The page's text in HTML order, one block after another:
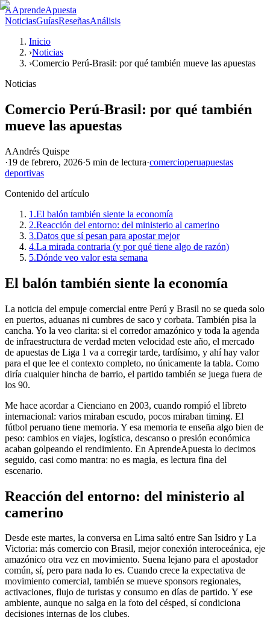
AAprendeApuesta
NoticiasGuíasReseñasAnálisis
Inicio
›Noticias
›Comercio Perú-Brasil: por qué también mueve las apuestas
Noticias
Comercio Perú-Brasil: por qué también
mueve las apuestas
AAndrés Quispe
·19 de febrero, 2026·5 min de lectura·comercioperuapuestas
deportivas
Contenido del artículo
1.El balón también siente la economía
2.Reacción del entorno: del ministerio al camerino
3.Datos que sí pesan para apostar mejor
4.La mirada contraria (y por qué tiene algo de razón)
5.Dónde veo valor esta semana
El balón también siente la economía
La noticia del empuje comercial entre Perú y Brasil no se queda solo
en puertos, aduanas ni cumbres de saco y corbata. También pisa la
cancha. Yo la veo clarita: si el corredor amazónico y toda la agenda
de infraestructura de verdad meten velocidad este año, el mercado
de apuestas de Liga 1 va a corregir tarde, tardísimo, y ahí hay valor
para el que lee el contexto completo, no únicamente la tabla. Como
diría cualquier hincha de barrio, el partido también se juega fuera de
los 90.
Me hace acordar a Cienciano en 2003, cuando rompió el libreto
internacional: varios miraban escudo, pocos miraban timing. El
fútbol peruano tiene memoria. Y esa memoria te enseña algo bien de
peso: cambios en viajes, logística, descanso o presión económica
acaban golpeando el rendimiento. En AprendeApuesta lo decimos
seguido, casi como mantra: no es magia, es lectura fina del
escenario.
Reacción del entorno: del ministerio al
camerino
Desde este martes, la conversa en Lima saltó entre San Isidro y La
Victoria: más comercio con Brasil, mejor conexión interoceánica, eje
amazónico otra vez en movimiento. Suena lejano para el apostador
común, sí, pero para nada lo es. Cuando crece la expectativa de
movimiento comercial, también se mueve sponsors regionales,
activaciones, flujo de turistas y consumo en días de partido. Y ese
ambiente, aunque no salga en la foto del césped, sí condiciona
decisiones internas de los clubes.